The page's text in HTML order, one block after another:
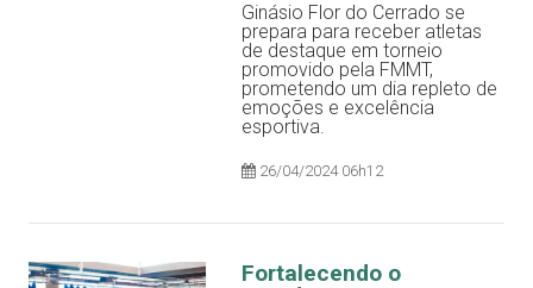
Ginásio Flor do Cerrado se
prepara para receber atletas
de destaque em torneio
promovido pela FMMT,
prometendo um dia repleto de
emoções e excelência
esportiva.
26/04/2024 06h12
Fortalecendo o